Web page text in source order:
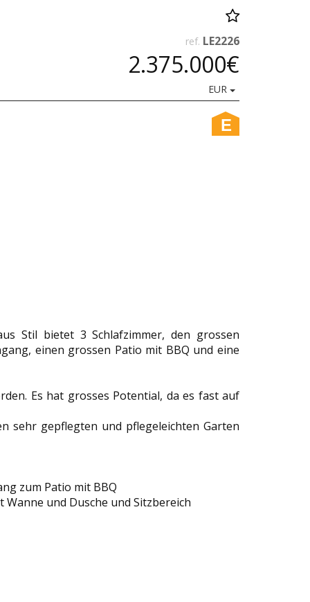
ref. LE2226
2.375.000€
EUR
E
Stil bietet 3 Schlafzimmer, den grossen
einen grossen Patio mit BBQ und eine
Es hat grosses Potential, da es fast auf
sehr gepflegten und pflegeleichten Garten
zum Patio mit BBQ
und Dusche und Sitzbereich